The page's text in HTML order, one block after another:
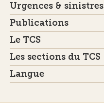
Urgences & sinistres
Publications
Le TCS
Les sections du TCS
Langue